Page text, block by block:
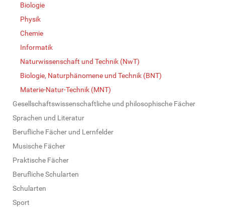
Biologie
Physik
Chemie
Informatik
Naturwissenschaft und Technik (NwT)
Biologie, Naturphänomene und Technik (BNT)
Materie-Natur-Technik (MNT)
Gesellschaftswissenschaftliche und philosophische Fächer
Sprachen und Literatur
Berufliche Fächer und Lernfelder
Musische Fächer
Praktische Fächer
Berufliche Schularten
Schularten
Sport